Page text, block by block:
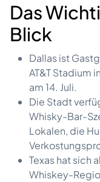
Das
Blick
Dallas ist
AT&T Stadium
am 14. Juli.
Die Stadt
Whisky-Bar-
Lokalen, die
Texas hat sich
Whiskey-